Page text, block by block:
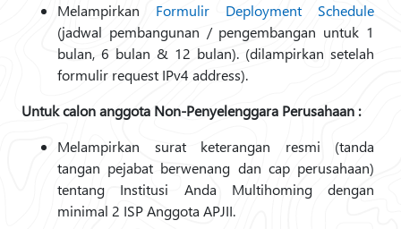
Melampirkan Formulir Deployment Schedule
(jadwal pembangunan / pengembangan untuk 1
bulan, 6 bulan & 12 bulan). (dilampirkan setelah
formulir request IPv4 address).
Untuk calon anggota Non-Penyelenggara Perusahaan :
Melampirkan surat keterangan resmi (tanda
tangan pejabat berwenang dan cap perusahaan)
tentang Institusi Anda Multihoming dengan
minimal 2 ISP Anggota APJII.